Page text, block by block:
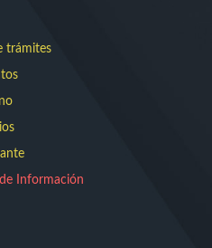
trámites
Información